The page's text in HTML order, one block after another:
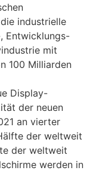
industrielle
Entwicklungs-
mit
100 Milliarden
Display-
der neuen
an vierter
der weltweit
der weltweit
werden in